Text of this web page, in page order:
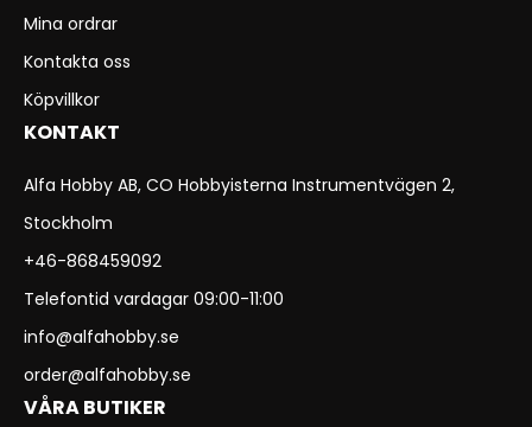
Mina ordrar
Kontakta oss
Köpvillkor
KONTAKT
Alfa Hobby AB, CO Hobbyisterna Instrumentvägen 2,
Stockholm
+46-868459092
Telefontid vardagar 09:00-11:00
info@alfahobby.se
order@alfahobby.se
VÅRA BUTIKER